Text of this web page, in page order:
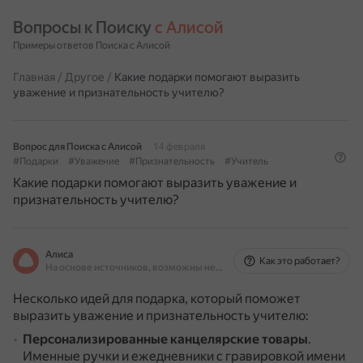
Вопросы к Поиску с Алисой
Примеры ответов Поиска с Алисой
Главная / Другое / Какие подарки помогают выразить
уважение и признательность учителю?
Вопрос для Поиска с Алисой
14 февраля
#Подарки
#Уважение #Признательность #Учитель
Какие подарки помогают выразить уважение и
признательность учителю?
Алиса
На основе источников, возможны неточности
Как это работает?
Несколько идей для подарка, который поможет
выразить уважение и признательность учителю:
Персонализированные канцелярские товары.
Именные ручки и ежедневники с гравировкой имени